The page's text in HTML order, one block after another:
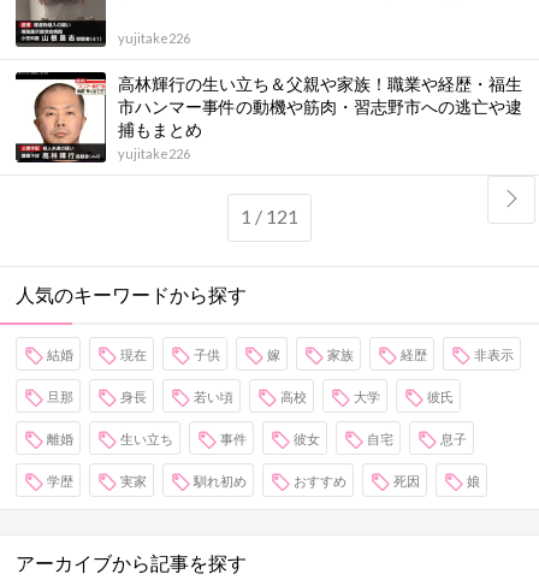
yujitake226
高林輝行の生い立ち＆父親や家族！職業や経歴・福生
市ハンマー事件の動機や筋肉・習志野市への逃亡や逮
捕もまとめ
yujitake226
1 / 121
人気のキーワードから探す
結婚 現在 子供 嫁 家族 経歴 非表示
旦那 身長 若い頃 高校 大学 彼氏
離婚 生い立ち 事件 彼女 自宅 息子
学歴 実家 馴れ初め おすすめ 死因 娘
アーカイブから記事を探す